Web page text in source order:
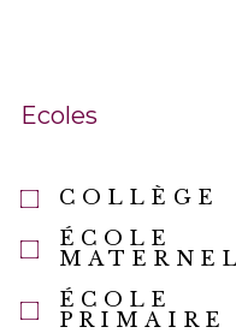
Ecoles
COLLÈGE
ÉCOLE
ÉCOLE
PRIMAIRE